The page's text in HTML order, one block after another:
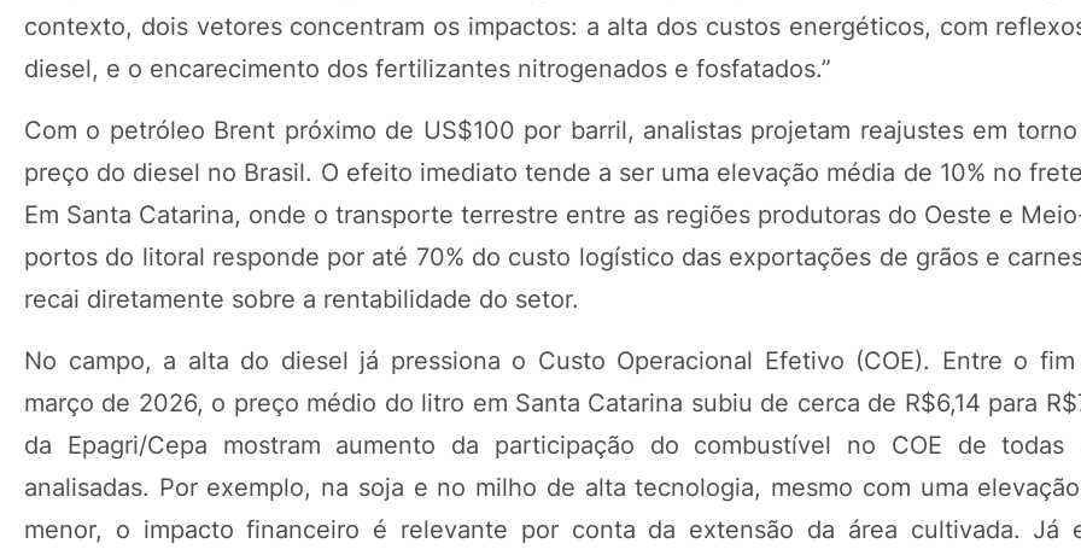
contexto, dois vetores concentram os impactos: a alta dos custos energéticos, com
diesel, e o encarecimento dos fertilizantes nitrogenados e fosfatados.”
Com o petróleo Brent próximo de US$100 por barril, analistas projetam reajustes em
preço do diesel no Brasil. O efeito imediato tende a ser uma elevação média de 10% no
Em Santa Catarina, onde o transporte terrestre entre as regiões produtoras do Oeste e
portos do litoral responde por até 70% do custo logístico das exportações de grãos e
recai diretamente sobre a rentabilidade do setor.
No campo, a alta do diesel já pressiona o Custo Operacional Efetivo (COE). Entre o
março de 2026, o preço médio do litro em Santa Catarina subiu de cerca de R$6,14 para
da Epagri/Cepa mostram aumento da participação do combustível no COE de todas
analisadas. Por exemplo, na soja e no milho de alta tecnologia, mesmo com uma
menor, o impacto financeiro é relevante por conta da extensão da área cultivada. Já